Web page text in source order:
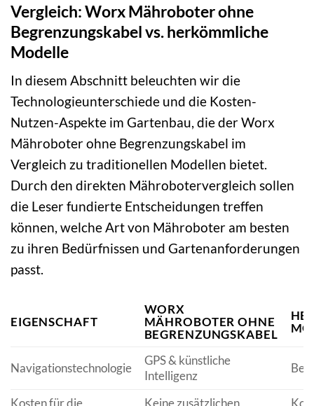
Vergleich: Worx Mähroboter ohne
Begrenzungskabel vs. herkömmliche
Modelle
In diesem Abschnitt beleuchten wir die
Technologieunterschiede und die Kosten-
Nutzen-Aspekte im Gartenbau, die der Worx
Mähroboter ohne Begrenzungskabel im
Vergleich zu traditionellen Modellen bietet.
Durch den direkten Mährobotervergleich sollen
die Leser fundierte Entscheidungen treffen
können, welche Art von Mähroboter am besten
zu ihren Bedürfnissen und Gartenanforderungen
passt.
EIGENSCHAFT
WORX
MÄHROBOTER OHNE
BEGRENZUNGSKABEL
Navigationstechnologie
GPS & künstliche
Intelligenz
Kosten für die Keine zusätzlichen